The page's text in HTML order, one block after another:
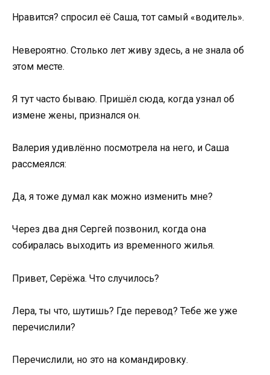
Нравится? спросил её Саша, тот самый «водитель».
Невероятно. Столько лет живу здесь, а не знала об
этом месте.
Я тут часто бываю. Пришёл сюда, когда узнал об
измене жены, признался он.
Валерия удивлённо посмотрела на него, и Саша
рассмеялся:
Да, я тоже думал как можно изменить мне?
Через два дня Сергей позвонил, когда она
собиралась выходить из временного жилья.
Привет, Серёжа. Что случилось?
Лера, ты что, шутишь? Где перевод? Тебе же уже
перечислили?
Перечислили, но это на командировку.